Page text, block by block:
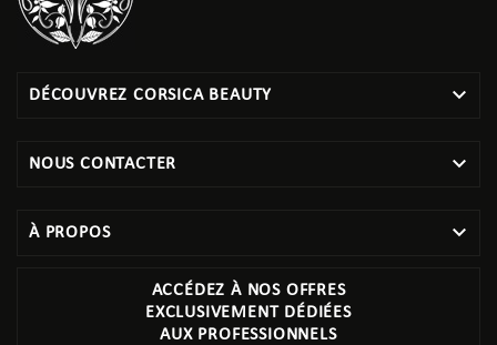
DÉCOUVREZ CORSICA BEAUTY 
NOUS CONTACTER 
À PROPOS 
ACCÉDEZ À NOS OFFRES
EXCLUSIVEMENT DÉDIÉES
AUX PROFESSIONNELS